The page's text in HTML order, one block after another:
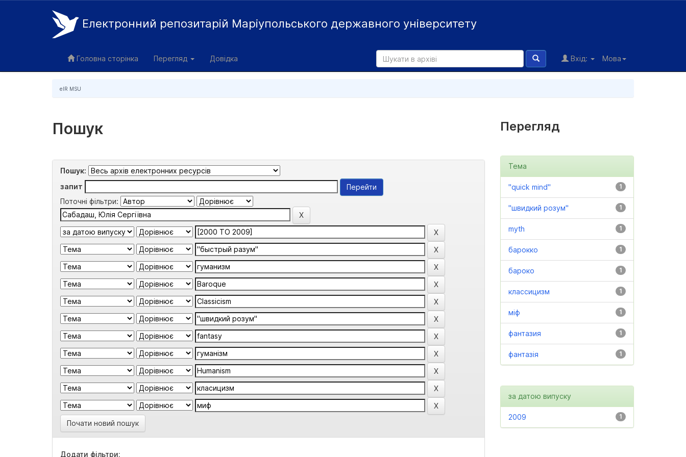
Електронний репозитарій Маріупольського державного університету
Головна сторінка Перегляд Довідка Мова
Вхід:
eIR MSU
Пошук
Пошук:
запит
Поточні фільтри:
Почати новий пошук
Додати фільтри:
Перегляд
Тема
1
"quick mind"
1
"швидкий розум"
1
myth
1
барокко
1
бароко
1
классицизм
1
міф
1
фантазия
1
фантазія
за датою випуску
1
2009